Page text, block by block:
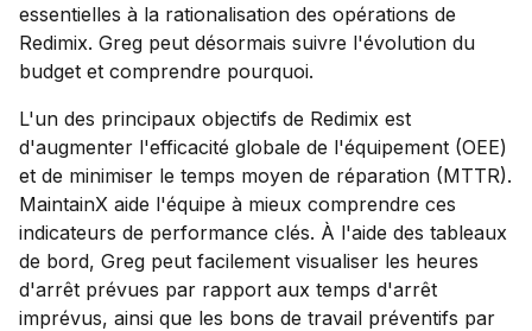
essentielles à la rationalisation des opérations de
Redimix. Greg peut désormais suivre l'évolution du
budget et comprendre pourquoi.
L'un des principaux objectifs de Redimix est
d'augmenter l'efficacité globale de l'équipement (OEE)
et de minimiser le temps moyen de réparation (MTTR).
MaintainX aide l'équipe à mieux comprendre ces
indicateurs de performance clés. À l'aide des tableaux
de bord, Greg peut facilement visualiser les heures
d'arrêt prévues par rapport aux temps d'arrêt
imprévus, ainsi que les bons de travail préventifs par